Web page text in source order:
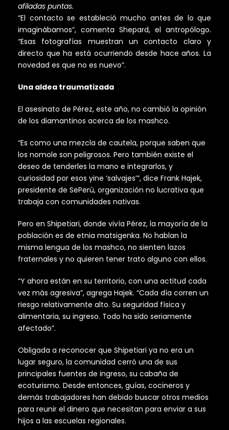
afiladas puntas.
“El contacto se estableció mucho antes de lo que
imaginábamos”, comenta Shepard, el antropólogo.
“Esas fotografías muestran un contacto claro y
directo que ha está ocurriendo desde hace años. La
novedad es que no es nuevo”.
Una aldea traumatizada
El asesinato de Pérez, este año, no cambió la opinión
de los diamantinos acerca de los mashco.
“Es como una mezcla de cautela, porque saben que
los nomole son peligrosos. Pero también existe el
deseo de tenderles la mano e integrarlos, y
curiosidad por esos yine ‘salvajes’”, dice Frank Hajek,
presidente de SePerú, organización no lucrativa que
trabaja con comunidades nativas.
Pero en Shipetiari, donde vivía Pérez, la mayoría de la
población es de etnia matsigenka. No hablan la
misma lengua de los mashco, no sienten lazos
fraternales y no quieren tener trato alguno con ellos.
“Y ahora están en su territorio, con una actitud cada
vez más agresiva”, agrega Hajek. “Cada día corren un
riesgo relativamente alto. Su seguridad física y
alimentaria, su ingreso. Todo ha sido seriamente
afectado”.
Obligada a reconocer que Shipetiari ya no era un
lugar seguro, la comunidad cerró una de sus
principales fuentes de ingreso, su cabaña de
ecoturismo. Desde entonces, guías, cocineros y
demás trabajadores han debido buscar otros medios
para reunir el dinero que necesitan para enviar a sus
hijos a las escuelas regionales.